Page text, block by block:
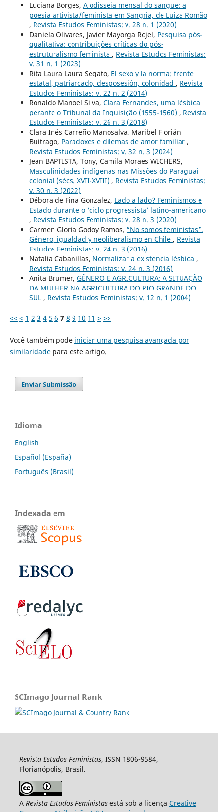
Luciana Borges, A odisseia mensal do sangue: a
poesia artivista/feminista em Sangria, de Luiza Romão
, Revista Estudos Feministas: v. 28 n. 1 (2020)
Daniela Olivares, Javier Mayorga Rojel, Pesquisa pós-
qualitativa: contribuições críticas do pós-
estruturalismo feminista , Revista Estudos Feministas:
v. 31 n. 1 (2023)
Rita Laura Laura Segato, El sexo y la norma: frente
estatal, patriarcado, desposesión, colonidad , Revista
Estudos Feministas: v. 22 n. 2 (2014)
Ronaldo Manoel Silva, Clara Fernandes, uma lésbica
perante o Tribunal da Inquisição (1555-1560) , Revista
Estudos Feministas: v. 26 n. 3 (2018)
Clara Inés Carreño Manosalva, Maribel Florián
Buitrago, Paradoxes e dilemas de amor familiar ,
Revista Estudos Feministas: v. 32 n. 3 (2024)
Jean BAPTISTA, Tony, Camila Moraes WICHERS,
Masculinidades indígenas nas Missões do Paraguai
colonial (sécs. XVII-XVIII) , Revista Estudos Feministas:
v. 30 n. 3 (2022)
Débora de Fina Gonzalez, Lado a lado? Feminismos e
Estado durante o ‘ciclo progressista’ latino-americano
, Revista Estudos Feministas: v. 28 n. 3 (2020)
Carmen Gloria Godoy Ramos, “No somos feministas”.
Género, igualdad y neoliberalismo en Chile , Revista
Estudos Feministas: v. 24 n. 3 (2016)
Natalia Cabanillas, Normalizar a existencia lésbica ,
Revista Estudos Feministas: v. 24 n. 3 (2016)
Anita Brumer, GÊNERO E AGRICULTURA: A SITUAÇÃO
DA MULHER NA AGRICULTURA DO RIO GRANDE DO
SUL , Revista Estudos Feministas: v. 12 n. 1 (2004)
<< < 1 2 3 4 5 6 7 8 9 10 11 > >>
Você também pode iniciar uma pesquisa avançada por
similaridadepara este artigo.
Enviar Submissão
Idioma
English
Español (España)
Português (Brasil)
Indexada em
SCImago Journal Rank
Revista Estudos Feministas, ISSN 1806-9584,
Florianópolis, Brasil.
A Revista Estudos Feministasestá sob a licença Creative